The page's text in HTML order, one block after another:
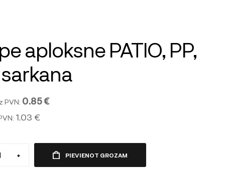
aploksne PATIO, PP,
PVN: 0.85 €
1.03 €
+ PIEVIENOT GROZAM